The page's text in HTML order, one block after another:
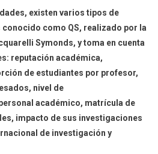
existen varios tipos de
como QS, realizado por la
Symonds, y toma en cuenta
reputación académica,
de estudiantes por profesor,
nivel de
académico, matrícula de
impacto de sus investigaciones
de investigación y